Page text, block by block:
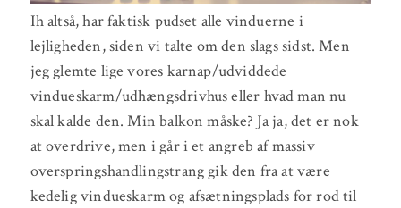
Ih altså, har faktisk pudset alle vinduerne i
lejligheden, siden vi talte om den slags sidst. Men
jeg glemte lige vores karnap/udviddede
vindueskarm/udhængsdrivhus eller hvad man nu
skal kalde den. Min balkon måske? Ja ja, det er nok
at overdrive, men i går i et angreb af massiv
overspringshandlingstrang gik den fra at være
kedelig vindueskarm og afsætningsplads for rod til